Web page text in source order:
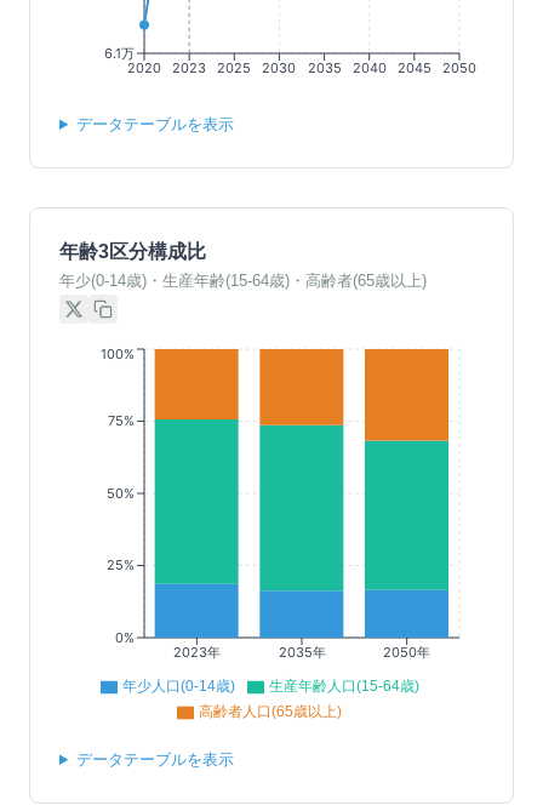
2020 2023 2025 2030 2035 2040 2045 2050
6.1万
データテーブルを表示
年齢3区分構成比
年少(0-14歳)・生産年齢(15-64歳)・高齢者(65歳以上)
2023年 2035年 2050年
0%
25%
50%
75%
100%
年少人口(0-14歳)
生産年齢人口(15-64歳)
高齢者人口(65歳以上)
データテーブルを表示